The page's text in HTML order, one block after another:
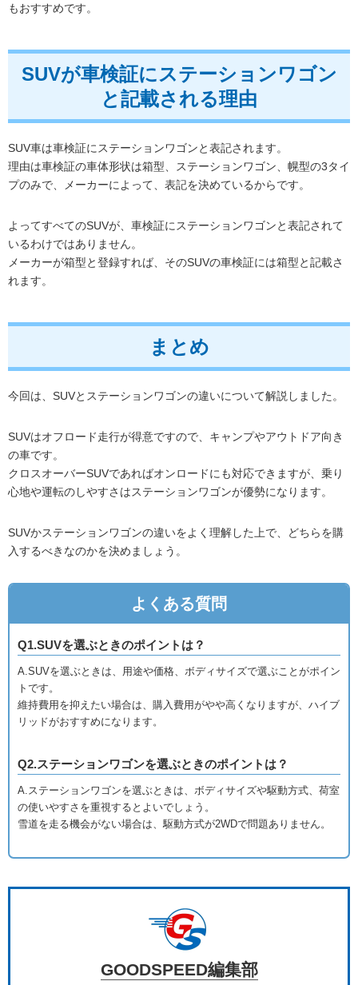
もおすすめです。
SUVが車検証にステーションワゴン
と記載される理由
SUV車は車検証にステーションワゴンと表記されます。
理由は車検証の車体形状は箱型、ステーションワゴン、幌型の3タイ
プのみで、メーカーによって、表記を決めているからです。
よってすべてのSUVが、車検証にステーションワゴンと表記されて
いるわけではありません。
メーカーが箱型と登録すれば、そのSUVの車検証には箱型と記載さ
れます。
まとめ
今回は、SUVとステーションワゴンの違いについて解説しました。
SUVはオフロード走行が得意ですので、キャンプやアウトドア向き
の車です。
クロスオーバーSUVであればオンロードにも対応できますが、乗り
心地や運転のしやすさはステーションワゴンが優勢になります。
SUVかステーションワゴンの違いをよく理解した上で、どちらを購
入するべきなのかを決めましょう。
よくある質問
Q1.SUVを選ぶときのポイントは？
A.SUVを選ぶときは、用途や価格、ボディサイズで選ぶことがポイン
トです。
維持費用を抑えたい場合は、購入費用がやや高くなりますが、ハイブ
リッドがおすすめになります。
Q2.ステーションワゴンを選ぶときのポイントは？
A.ステーションワゴンを選ぶときは、ボディサイズや駆動方式、荷室
の使いやすさを重視するとよいでしょう。
雪道を走る機会がない場合は、駆動方式が2WDで問題ありません。
GOODSPEED編集部